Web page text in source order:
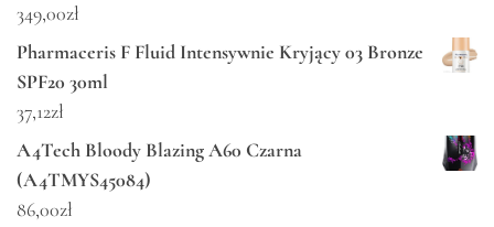
349,00zł
Pharmaceris F Fluid Intensywnie Kryjący 03 Bronze
SPF20 30ml
37,12zł
A4Tech Bloody Blazing A60 Czarna
(A4TMYS45084)
86,00zł